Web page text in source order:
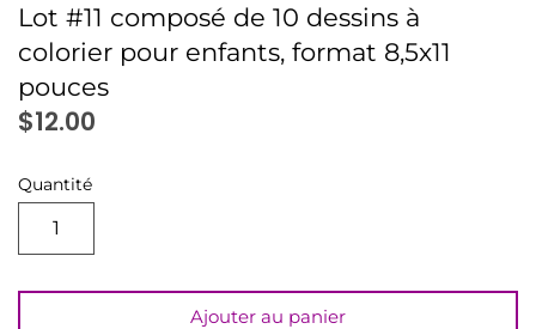
Lot #11 composé de 10 dessins à
colorier pour enfants, format 8,5x11
pouces
$12.00
Quantité
Ajouter au panier
Tout voir